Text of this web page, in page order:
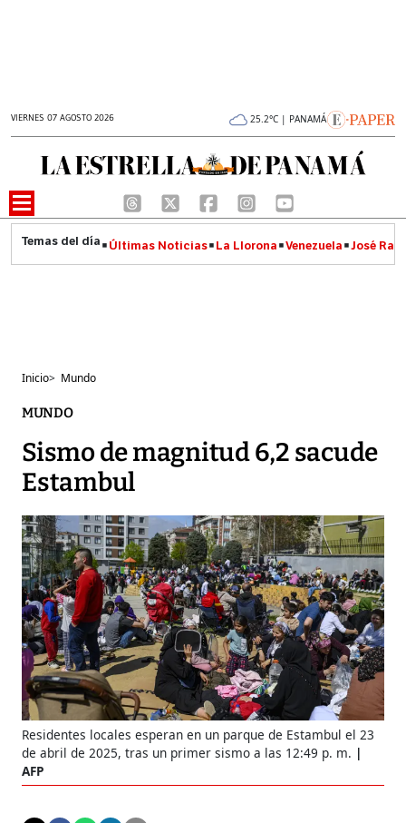
VIERNES 07 AGOSTO 2026 25.2°C | PANAMÁ
Últimas Noticias La Llorona Venezuela José
Inicio> Mundo
MUNDO
Sismo de magnitud 6,2 sacude
Estambul
Residentes locales esperan en un parque de Estambul el 23
de abril de 2025, tras un primer sismo a las 12:49 p. m.
AFP